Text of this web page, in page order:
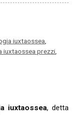
iuxtaossea
iuxtaossea prezzi,
iuxtaossea, detta